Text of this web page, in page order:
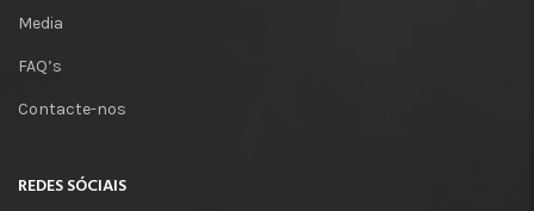
Media
FAQ’s
Contacte-nos
REDES SÓCIAIS